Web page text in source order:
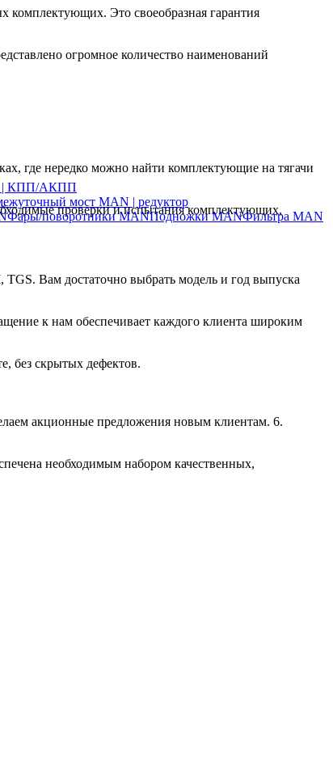
комплектующих. Это своеобразная гарантия
огромное количество наименований
где нередко можно найти комплектующие на тягачи
проверки и испытания комплектующих,
Вам достаточно выбрать модель и год выпуска
к нам обеспечивает каждого клиента широким
без скрытых дефектов.
акционные предложения новым клиентам. 6.
необходимым набором качественных,
| КПП/АКПП
мост MAN | редуктор
Фары/поворотники MANПодножки MANФильтра MAN